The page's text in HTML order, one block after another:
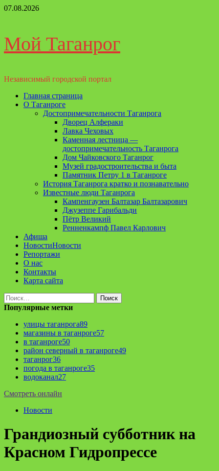
Перейти
07.08.2026
Мой Таганрог
Независимый городской портал
Основное
меню
Главная страница
О Таганроге
Достопримечательности Таганрога
Дворец Алфераки
Лавка Чеховых
Каменная лестница —
достопримечательность Таганрога
Дом Чайковского Таганрог
Музей градостроительства и быта
Памятник Петру 1 в Таганроге
История Таганрога кратко и познавательно
Известные люди Таганрога
Кампенгаузен Балтазар Балтазарович
Джузеппе Гарибальди
Пётр Великий
Ренненкампф Павел Карлович
Афиша
НовостиНовости
Репортажи
О нас
Контакты
Карта сайта
Найти:
Популярные метки
улицы таганрога89
магазины в таганроге57
в таганроге50
район северный в таганроге49
таганрог36
погода в таганроге35
водоканал27
Смотреть онлайн
Новости
Грандиозный субботник на
Красном Гидропрессе